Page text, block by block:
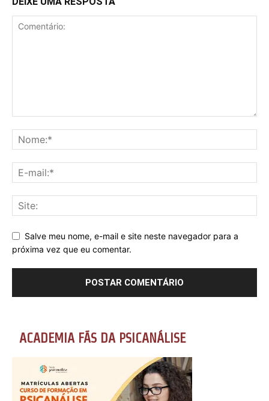
Salve meu nome, e-mail e site neste navegador para a
próxima vez que eu comentar.
ACADEMIA FÃS DA PSICANÁLISE